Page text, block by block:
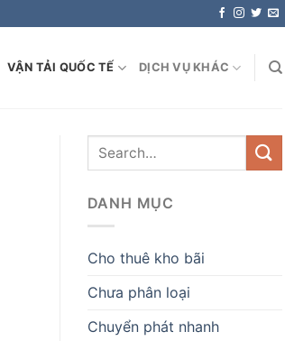
VẬN TẢI QUỐC TẾ DỊCH VỤ KHÁC
DANH MỤC
Cho thuê kho bãi
Chưa phân loại
Chuyển phát nhanh